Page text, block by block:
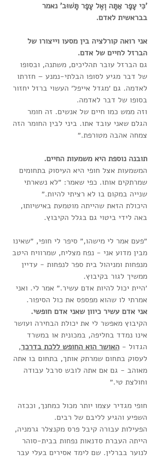
'כִּי עָפָר אַתָּה וְאֶל עָפָר תָּשׁוּב' נאמר
בבראשית לאדם.
אני רואה קורלציה בין מסעו וייצורו של
הברזל לחיים של אדם.
גם הברזל עובר תהליכים, משתנה, ובסופו
של דבר מגיע לסופו הבלתי-נמנע – חזרתו
לאדמה. גם ׳מגדל אייפל׳ העשוי ברזל יחזור
בסופו של דבר לאדמה.
וזה ממש כמו חיים של אנשים. זה חומר
הגלם שאני עובד אתו. ביני לבין החומר הזה
צמחה אהבה מטורפת.״
תובנה נוספת היא משמעות החיים.
המשמעות אצל חופי היא העיסוק בתחומים
שמרתקים אותו. כפי שאמר: ״לא נשארתי
שנייה במקום בו לא רציתי להיות.״
היכולת הזאת שהייתה מוטמעת באישיותו,
באה לידי ביטוי גם בגלל הקיבוץ.
״פעם אמר לי מישהו,״ סיפר לי חופי, ״שאינו
מבין מדוע אני - נפח מצליח, שמרוויח היטב
מנפחות ומניהול בית ספר לנפחות - עדיין
ממשיך לגור בקיבוץ.
׳היית יכול להיות אדם עשיר.״ אמר לי. ואני
אמרתי לו שהוא מפספס את כול הסיפור.
אני אדם עשיר כיוון שאני אדם חופשי.
הקיבוץ מאפשר לי את יכולת הבחירה ועושר
אינו נמדד בחליפה, במכונית או במשרד
הגדול - האושר הוא החופש ללכת בדרכך,
לעסוק בתחום שמרתק אותך, בתחום בו אתה
מאוהב - גם אם אתה לובש סרבל עבודה
וחולצת טי.״
חופי מגדיר עצמו יותר מכול כמחנך, וככזה
השפיע והגיע לליבם של רבים.
הפעילות עבורה קיבל פרס מקנצלר גרמניה,
הייתה העברת סדנאות נפחות בבית-סוהר
לנוער בברלין. שם לימד אסירים בעלי עבר